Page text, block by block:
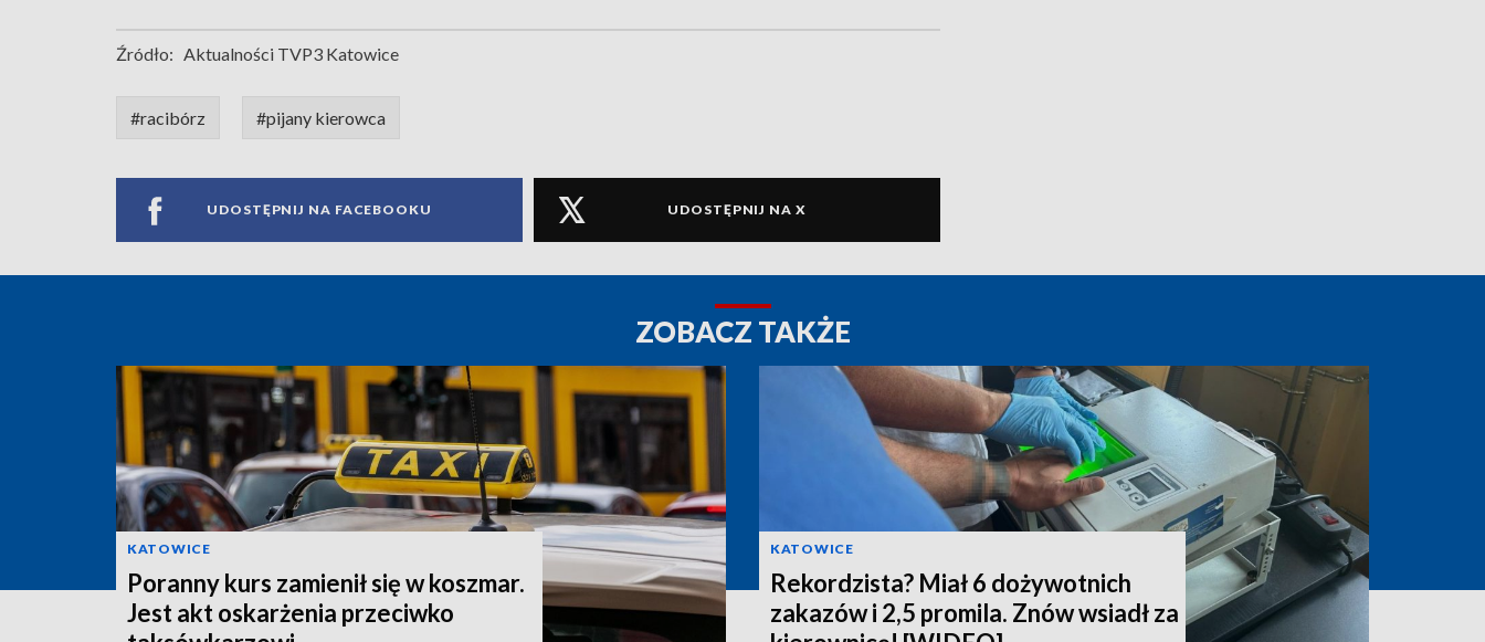
Źródło: Aktualności TVP3 Katowice
#racibórz #pijany kierowca
UDOSTĘPNIJ NA FACEBOOKU UDOSTĘPNIJ NA X
ZOBACZ TAKŻE
KATOWICE
Poranny kurs zamienił się w koszmar.
Jest akt oskarżenia przeciwko
KATOWICE
Rekordzista? Miał 6 dożywotnich
zakazów i 2,5 promila. Znów wsiadł za